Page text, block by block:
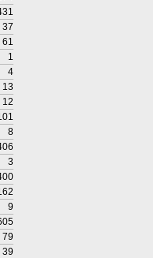
37
61
1
4
13
12
8
3
9
79
39